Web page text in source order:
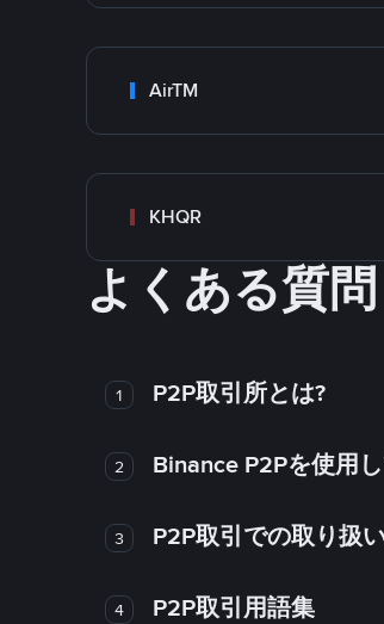
AirTM
KHQR
よくある質問
1 P2P取引所とは?
2 Binance P2Pを使用
3 P2P取引での取り扱
4 P2P取引用語集